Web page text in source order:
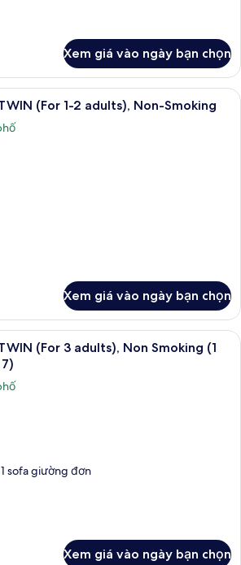
Xem giá vào ngày bạn chọn
Bộ đồ giường cao cấp, chăn bông,
(For 1-2 adults), Non-Smoking
Xem giá vào ngày bạn chọn
Bộ đồ giường cao cấp, chăn bông,
(For 3 adults), Non Smoking (1
sofa giường đơn
Xem giá vào ngày bạn chọn